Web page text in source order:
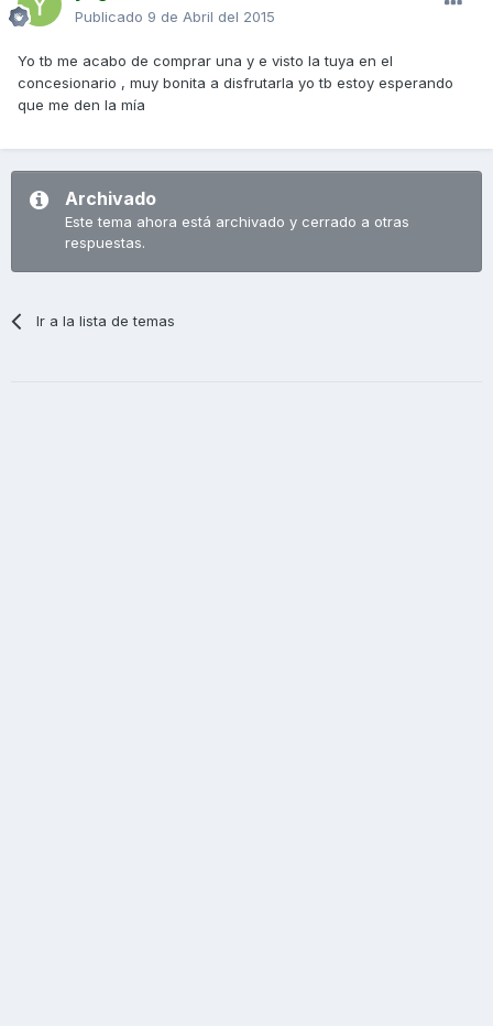
Publicado 9 de Abril del 2015
Yo tb me acabo de comprar una y e visto la tuya en el
concesionario , muy bonita a disfrutarla yo tb estoy esperando
que me den la mía
Archivado
Este tema ahora está archivado y cerrado a otras
respuestas.
Ir a la lista de temas